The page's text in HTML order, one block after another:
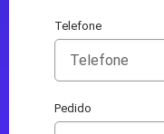
Telefone
Pedido